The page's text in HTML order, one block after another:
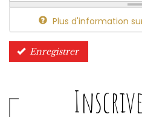
Plus d'information
Enregistrer